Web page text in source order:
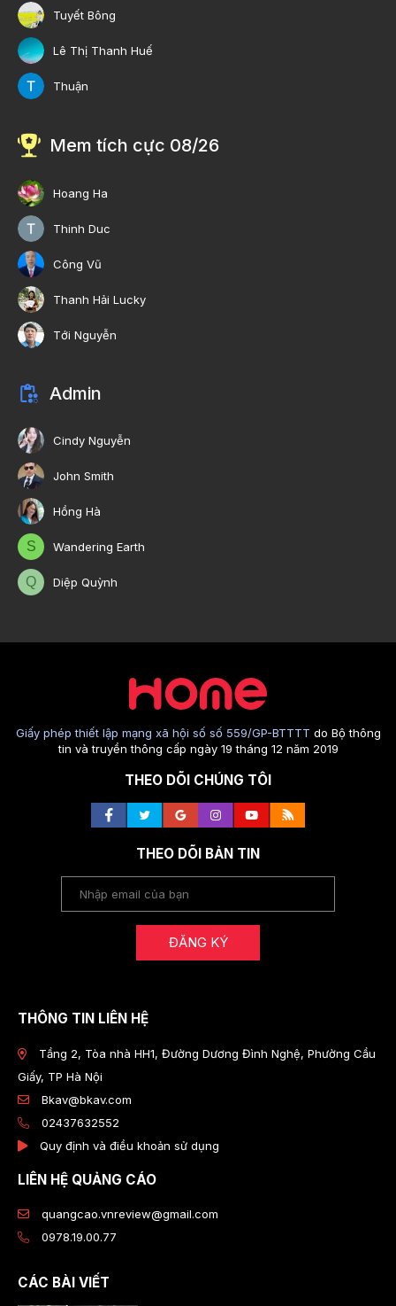
Tuyết Bông
Lê Thị Thanh Huế
Thuận
Mem tích cực 08/26
Hoang Ha
Thinh Duc
Công Vũ
Thanh Hải Lucky
Tới Nguyễn
Admin
Cindy Nguyễn
John Smith
Hồng Hà
S Wandering Earth
Q Diệp Quỳnh
Giấy phép thiết lập mạng xã hội số số 559/GP-BTTTT do Bộ thông
tin và truyền thông cấp ngày 19 tháng 12 năm 2019
THEO DÕI CHÚNG TÔI
THEO DÕI BẢN TIN
ĐĂNG KÝ
THÔNG TIN LIÊN HỆ
Tầng 2, Tòa nhà HH1, Đường Dương Đình Nghệ, Phường Cầu
Giấy, TP Hà Nội
Bkav@bkav.com
02437632552
Quy định và điều khoản sử dụng
LIÊN HỆ QUẢNG CÁO
quangcao.vnreview@gmail.com
0978.19.00.77
CÁC BÀI VIẾT